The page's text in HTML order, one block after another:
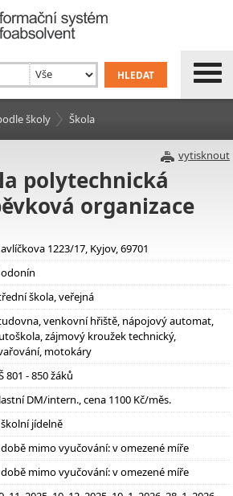
školy Škola
vytisknout
polytechnická
organizace
1223/17, Kyjov, 69701
škola, veřejná
venkovní hřiště, nápojový automat,
zájmový kroužek technický,
motokáry
801 - 850 žáků
DM/intern., cena 1100 Kč/měs.
jídelně
mimo vyučování: v omezené míře
mimo vyučování: v omezené míře